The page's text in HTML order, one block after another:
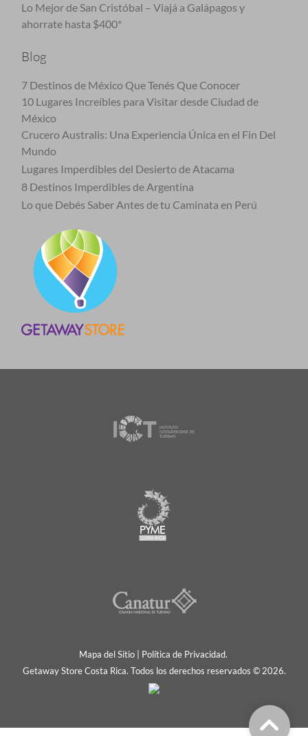
Lo Mejor de San Cristóbal – Viajá a Galápagos y
ahorrate hasta $400*
Blog
7 Destinos de México Que Tenés Que Conocer
10 Lugares Increíbles para Visitar desde Ciudad de
México
Crucero Australis: Una Experiencia Única en el Fin Del
Mundo
Lugares Imperdibles del Desierto de Atacama
8 Destinos Imperdibles de Argentina
Lo que Debés Saber Antes de tu Caminata en Perú
Mapa del Sitio| Política de Privacidad.
Getaway Store Costa Rica. Todos los derechos reservados © 2026.